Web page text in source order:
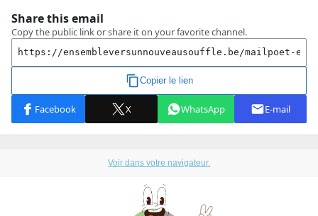
Voir dans votre navigateur.